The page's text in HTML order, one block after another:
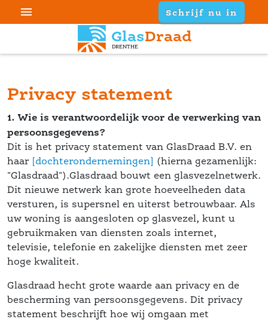
 Schrijf nu in
GlasDraad
DRENTHE
Privacy statement
1. Wie is verantwoordelijk voor de verwerking van
persoonsgegevens?
Dit is het privacy statement van GlasDraad B.V. en
haar [dochterondernemingen] (hierna gezamenlijk:
"Glasdraad").Glasdraad bouwt een glasvezelnetwerk.
Dit nieuwe netwerk kan grote hoeveelheden data
versturen, is supersnel en uiterst betrouwbaar. Als
uw woning is aangesloten op glasvezel, kunt u
gebruikmaken van diensten zoals internet,
televisie, telefonie en zakelijke diensten met zeer
hoge kwaliteit.
Glasdraad hecht grote waarde aan privacy en de
bescherming van persoonsgegevens. Dit privacy
statement beschrijft hoe wij omgaan met